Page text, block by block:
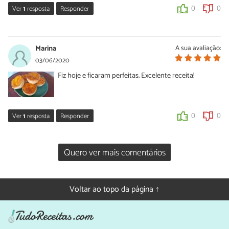
Ver1resposta Responder 0 0
15/06/2020
Oi Denise, leva sim! Coloque uma pitada de sal quando estiver
misturando os ingredientes da massa. Experimente e conte para
nós o que você achou desta receita de empada low carb!
A sua avaliação:
Marina
03/06/2020
Fiz hoje e ficaram perfeitas. Excelente receita!
Ver1resposta Responder 0 0
03/06/2020
Quero ver mais comentários
Voltar ao topo da página ↑